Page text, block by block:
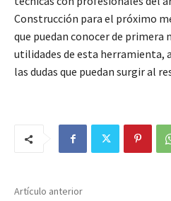
Construcción para el próximo
que puedan conocer de primera
utilidades de esta herramienta,
las dudas que puedan surgir al
Artículo anterior